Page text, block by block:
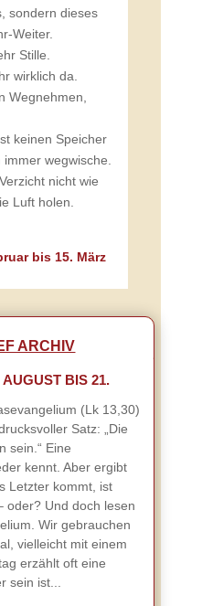
sondern dieses
Weiter.
Stille.
wirklich da.
Wegnehmen,
keinen Speicher
wegwische.
nicht wie
Luft holen.
bis 15. März
ARCHIV
BIS 21.
(Lk 13,30)
Satz: „Die
sein.“ Eine
kennt. Aber ergibt
Letzter kommt, ist
oder? Und doch lesen
Wir gebrauchen
vielleicht mit einem
erzählt oft eine
sein ist...